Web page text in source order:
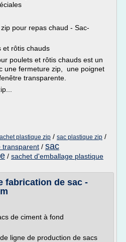
pour repas chaud - Sac-
et rôtis chauds
poulets et rôtis chauds est un
une fermeture zip, une poignet
transparente.
plastique zip / sac plastique zip /
transparent / sac
/ sachet d'emballage plastique
fabrication de sac -
de ciment à fond
ligne de production de sacs